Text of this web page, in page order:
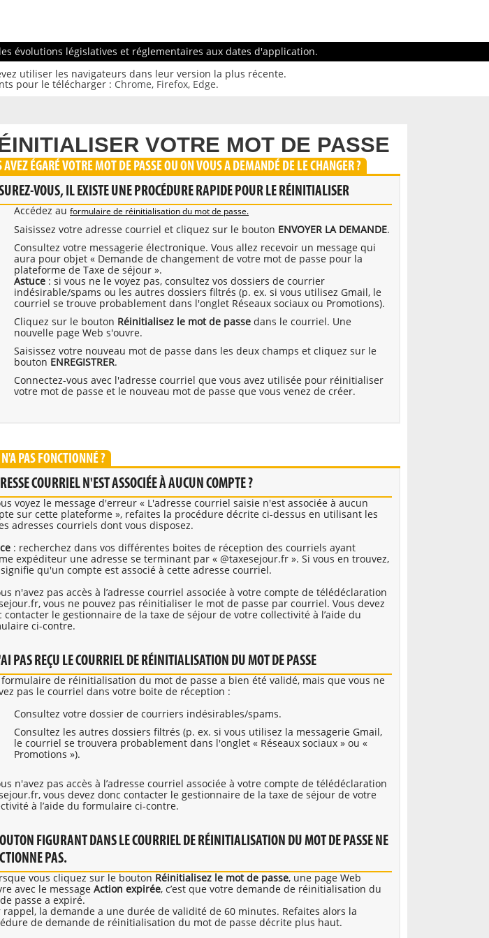
évolutions législatives et réglementaires aux dates d'application.
utiliser les navigateurs dans leur version la plus récente.
pour le télécharger : Chrome, Firefox, Edge.
VOTRE MOT DE PASSE
AVEZ ÉGARÉ VOTRE MOT DE PASSE OU ON VOUS A DEMANDÉ DE LE CHANGER ?
VOUS, IL EXISTE UNE PROCÉDURE RAPIDE POUR LE RÉINITIALISER
Accédez au formulaire de réinitialisation du mot de passe.
Saisissez votre adresse courriel et cliquez sur le bouton ENVOYER LA DEMANDE.
Consultez votre messagerie électronique. Vous allez recevoir un message qui
aura pour objet « Demande de changement de votre mot de passe pour la
plateforme de Taxe de séjour ».
Astuce : si vous ne le voyez pas, consultez vos dossiers de courrier
indésirable/spams ou les autres dossiers filtrés (p. ex. si vous utilisez Gmail, le
courriel se trouve probablement dans l'onglet Réseaux sociaux ou Promotions).
Cliquez sur le bouton Réinitialisez le mot de passe dans le courriel. Une
nouvelle page Web s'ouvre.
Saisissez votre nouveau mot de passe dans les deux champs et cliquez sur le
bouton ENREGISTRER.
Connectez-vous avec l'adresse courriel que vous avez utilisée pour réinitialiser
votre mot de passe et le nouveau mot de passe que vous venez de créer.
PAS FONCTIONNÉ ?
COURRIEL N'EST ASSOCIÉE À AUCUN COMPTE ?
voyez le message d'erreur « L'adresse courriel saisie n'est associée à aucun
sur cette plateforme », refaites la procédure décrite ci-dessus en utilisant les
adresses courriels dont vous disposez.
: recherchez dans vos différentes boites de réception des courriels ayant
expéditeur une adresse se terminant par « @taxesejour.fr ». Si vous en trouvez,
qu'un compte est associé à cette adresse courriel.
n'avez pas accès à l’adresse courriel associée à votre compte de télédéclaration
vous ne pouvez pas réinitialiser le mot de passe par courriel. Vous devez
contacter le gestionnaire de la taxe de séjour de votre collectivité à l’aide du
ci-contre.
PAS REÇU LE COURRIEL DE RÉINITIALISATION DU MOT DE PASSE
formulaire de réinitialisation du mot de passe a bien été validé, mais que vous ne
pas le courriel dans votre boite de réception :
Consultez votre dossier de courriers indésirables/spams.
Consultez les autres dossiers filtrés (p. ex. si vous utilisez la messagerie Gmail,
le courriel se trouvera probablement dans l'onglet « Réseaux sociaux » ou «
Promotions »).
n'avez pas accès à l’adresse courriel associée à votre compte de télédéclaration
vous devez donc contacter le gestionnaire de la taxe de séjour de votre
à l’aide du formulaire ci-contre.
FIGURANT DANS LE COURRIEL DE RÉINITIALISATION DU MOT DE PASSE NE
PAS.
vous cliquez sur le bouton Réinitialisez le mot de passe, une page Web
avec le message Action expirée, c’est que votre demande de réinitialisation du
passe a expiré.
rappel, la demande a une durée de validité de 60 minutes. Refaites alors la
de demande de réinitialisation du mot de passe décrite plus haut.